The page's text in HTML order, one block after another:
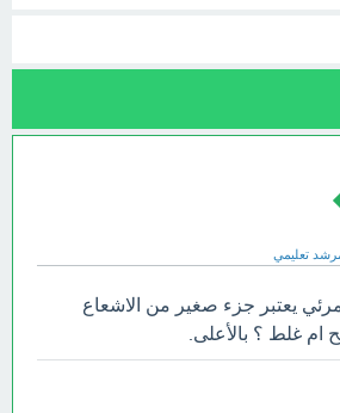
تعليمي
يعتبر جزء صغير من الاشعاع
غلط ؟ بالأعلى.